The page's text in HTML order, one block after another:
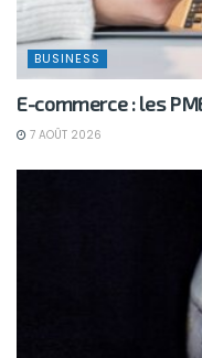
BUSINESS
E-commerce : les
7 AOÛT 2026